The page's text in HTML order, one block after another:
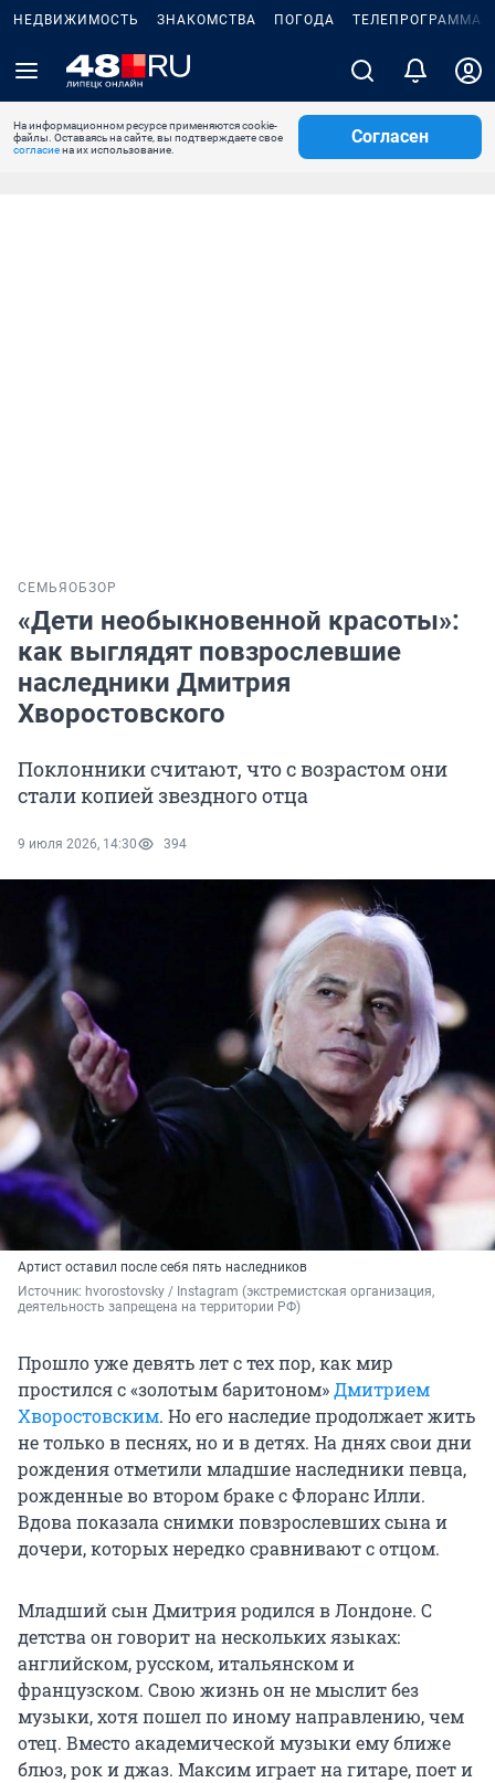
НЕДВИЖИМОСТЬ ЗНАКОМСТВА ПОГОДА ТЕЛЕПРОГРАММА
На информационном ресурсе применяются cookie-
файлы. Оставаясь на сайте, вы подтверждаете свое
согласиена их использование.
Согласен
СЕМЬЯ ОБЗОР
«Дети необыкновенной красоты»:
как выглядят повзрослевшие
наследники Дмитрия
Хворостовского
Поклонники считают, что с возрастом они
стали копией звездного отца
9 июля 2026, 14:30 394
Артист оставил после себя пять наследников
Источник: hvorostovsky / Instagram (экстремистская организация,
деятельность запрещена на территории РФ)
Прошло уже девять лет с тех пор, как мир
простился с «золотым баритоном»Дмитрием
Хворостовским. Но его наследие продолжает жить
не только в песнях, но и в детях. На днях свои дни
рождения отметили младшие наследники певца,
рожденные во втором браке с Флоранс Илли.
Вдова показала снимки повзрослевших сына и
дочери, которых нередко сравнивают с отцом.
Младший сын Дмитрия родился в Лондоне. С
детства он говорит на нескольких языках:
английском, русском, итальянском и
французском. Свою жизнь он не мыслит без
музыки, хотя пошел по иному направлению, чем
отец. Вместо академической музыки ему ближе
блюз, рок и джаз. Максим играет на гитаре, поет и